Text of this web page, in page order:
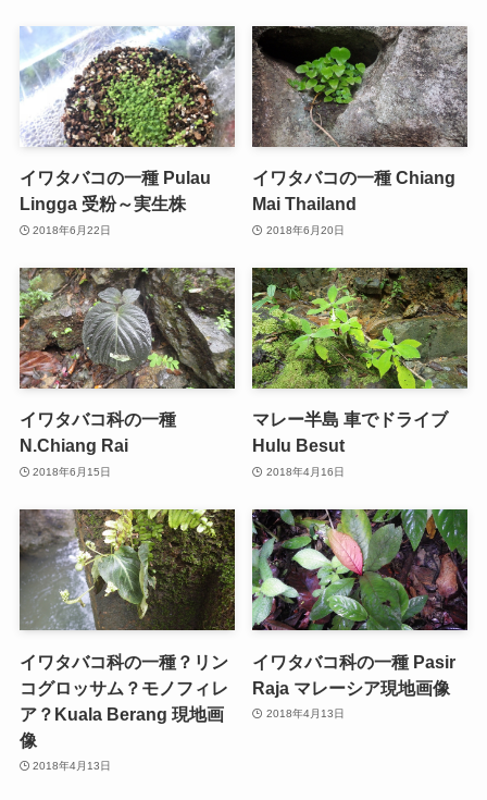
イワタバコの一種 Pulau
Lingga 受粉～実生株
2018年6月22日
イワタバコの一種 Chiang
Mai Thailand
2018年6月20日
イワタバコ科の一種
N.Chiang Rai
2018年6月15日
マレー半島 車でドライブ
Hulu Besut
2018年4月16日
イワタバコ科の一種？リン
コグロッサム？モノフィレ
ア？Kuala Berang 現地画
像
2018年4月13日
イワタバコ科の一種 Pasir
Raja マレーシア現地画像
2018年4月13日